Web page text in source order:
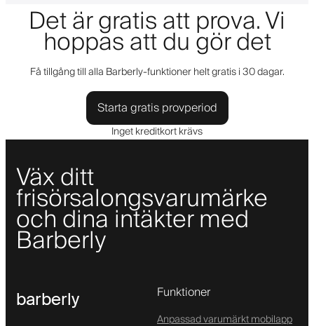
Det är gratis att prova. Vi
hoppas att du gör det
Få tillgång till alla Barberly-funktioner helt gratis i 30 dagar.
Starta gratis provperiod
Inget kreditkort krävs
Väx ditt
frisörsalongsvarumärke
och dina intäkter med
Barberly
barberly Funktioner
Anpassad varumärkt mobilapp